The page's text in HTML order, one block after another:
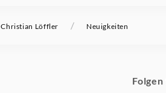
Christian Löffler / Neuigkeiten